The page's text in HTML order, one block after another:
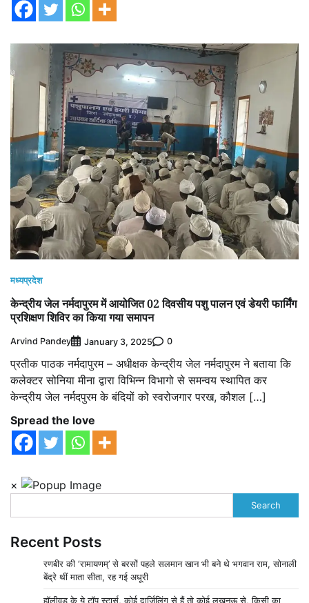
मध्यप्रदेश
केन्द्रीय जेल नर्मदापुरम में आयोजित 02 दिवसीय पशु पालन एवं डेयरी फार्मिंग
प्रशिक्षण शिविर का किया गया समापन
Arvind Pandey January 3, 2025 0
प्रतीक पाठक नर्मदापुरम – अधीक्षक केन्‍द्रीय जेल नर्मदापुरम ने बताया कि
कलेक्टर सोनिया मीना द्वारा विभिन्न विभागो से समन्वय स्थापित कर
केन्द्रीय जेल नर्मदपुरम के बंदियों को स्वरोजगार परख, कौशल […]
Spread the love
×
Search
Recent Posts
रणबीर की ‘रामायणम्’ से बरसों पहले सलमान खान भी बने थे भगवान राम, सोनाली
बेंद्रे थीं माता सीता, रह गई अधूरी
हॉलीवुड के ये टॉप स्टार्स, कोई दार्जिलिंग से हैं तो कोई लखनऊ से, किसी का